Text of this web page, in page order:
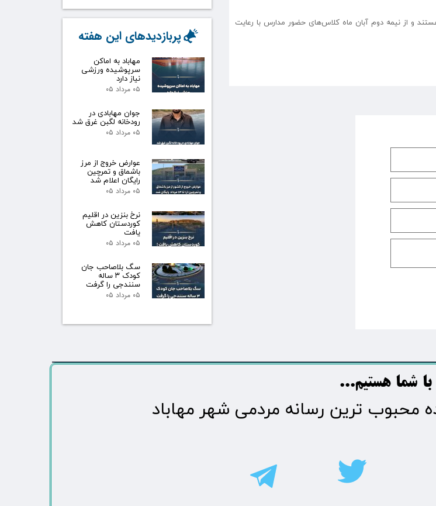
و از نیمه دوم آبان ماه کلاس‌های حضور مدارس با رعایت
مهاباد به اماکن
سرپوشیده ورزشی
نیاز دارد
۰۵ مرداد ۰۵
جوان مهابادی در
رودخانه لگبن غرق شد
۰۵ مرداد ۰۵
عوارض خروج از مرز
باشماق و تمرچین
رایگان اعلام شد
۰۵ مرداد ۰۵
نرخ بنزین در اقلیم
کوردستان کاهش
یافت
۰۵ مرداد ۰۵
سگ بلاصاحب جان
کودک ۳ ساله
سنندجی را گرفت
۰۵ مرداد ۰۵
پربازدیدهای این هفته
شما هستیم...​​​​​​​​​​​​​​